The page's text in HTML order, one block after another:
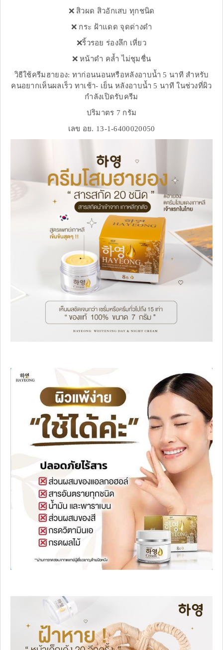
❌ สิวผด สิวอักเสบ ทุกชนิด
❌ กระ ฝ้าแดด จุดด่างดำ
❌ริ้วรอย ร่องลึก เหี่ยว
❌ หน้าดำ คล้ำ ไม่ชุมชื่น
วิธีใช้ครีมฮายอง: ทาก่อนนอนหรือหลังอาบน้ำ 5 นาที สำหรับ
คนอยากเห็นผลเร็ว ทาเช้า- เย็น หลังอาบน้ำ 5 นาที ในช่วงที่ผิว
กำลังเปิดรับครีม
ปริมาตร 7 กรัม
เลข อย. 13-1-6400020050